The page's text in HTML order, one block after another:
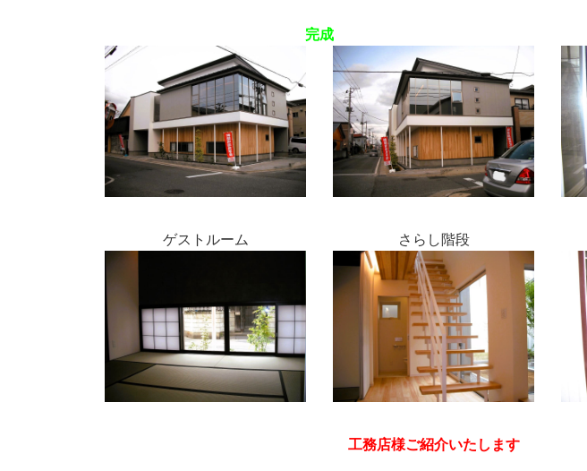
完成
ゲストルーム さらし階段
工務店様ご紹介いたします